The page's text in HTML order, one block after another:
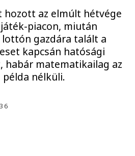
hozott az elmúlt hétvége
piacon, miután
gazdára talált a
kapcsán hatósági
habár matematikailag az
nélküli.